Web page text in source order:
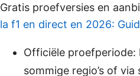
Gratis proefversies en
la f1 en direct en 2026:
Officiële proefperiode:
sommige regio’s of